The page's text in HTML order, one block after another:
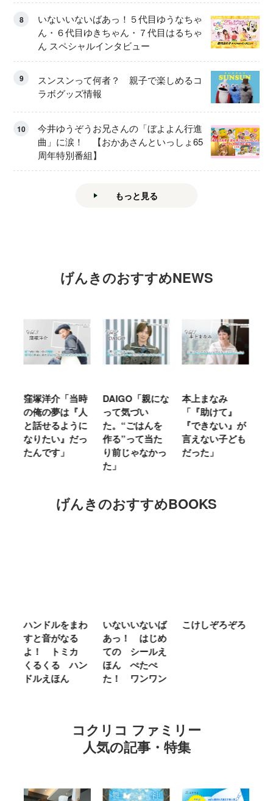
8
いないいないばあっ！５代目ゆうなちゃ
ん・６代目ゆきちゃん・７代目はるちゃ
ん スペシャルインタビュー
9
スンスンって何者？ 親子で楽しめるコ
ラボグッズ情報
10
今井ゆうぞうお兄さんの「ぼよよん行進
曲」に涙！ 【おかあさんといっしょ65
周年特別番組】
もっと見る
げんきのおすすめNEWS
窪塚洋介「当時
の俺の夢は『人
と話せるように
なりたい』だっ
たんです」
DAIGO「親にな
って気づい
た。“ごはんを
作る”って当た
り前じゃなかっ
た」
本上まなみ
「『助けて』
『できない』が
言えない子ども
だった」
げんきのおすすめBOOKS
ハンドルをまわ
すと音がなる
よ！ トミカ
くるくる ハン
ドルえほん
いないいないば
あっ！ はじめ
ての シールえ
ほん ぺたぺ
た！ ワンワン
こけしぞろぞろ
コクリコ ファミリー
人気の記事・特集